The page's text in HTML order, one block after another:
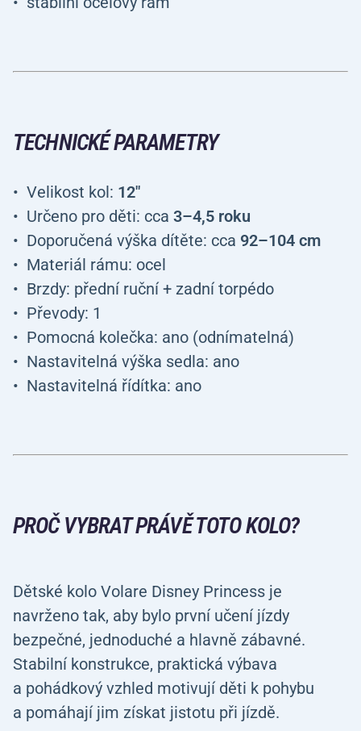
TECHNICKÉ PARAMETRY
Velikost kol: 12"
Určeno pro děti: cca 3–4,5 roku
Doporučená výška dítěte: cca 92–104 cm
Materiál rámu: ocel
Brzdy: přední ruční + zadní torpédo
Převody: 1
Pomocná kolečka: ano (odnímatelná)
Nastavitelná výška sedla: ano
Nastavitelná řídítka: ano
PROČ VYBRAT PRÁVĚ TOTO KOLO?
Dětské kolo Volare Disney Princess je
navrženo tak, aby bylo první učení jízdy
bezpečné, jednoduché a hlavně zábavné.
Stabilní konstrukce, praktická výbava
a pohádkový vzhled motivují děti k pohybu
a pomáhají jim získat jistotu při jízdě.